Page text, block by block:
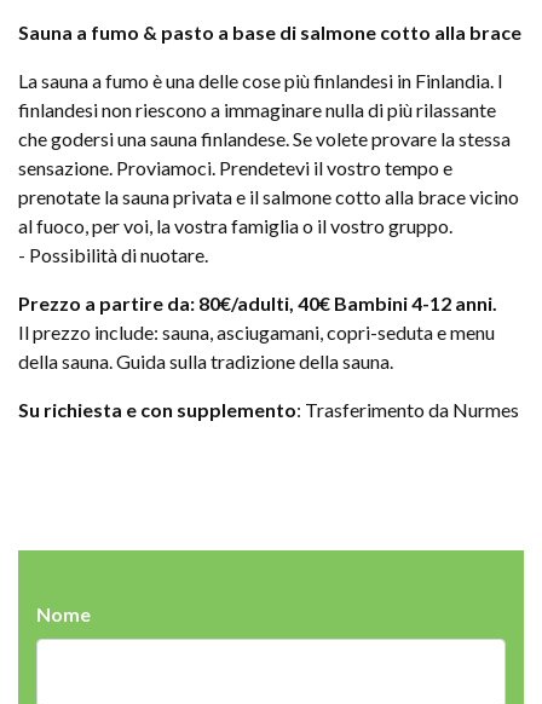
Sauna a fumo & pasto a base di salmone cotto alla brace
La sauna a fumo è una delle cose più finlandesi in Finlandia. I
finlandesi non riescono a immaginare nulla di più rilassante
che godersi una sauna finlandese. Se volete provare la stessa
sensazione. Proviamoci. Prendetevi il vostro tempo e
prenotate la sauna privata e il salmone cotto alla brace vicino
al fuoco, per voi, la vostra famiglia o il vostro gruppo.
- Possibilità di nuotare.
Prezzo a partire da: 80€/adulti, 40€ Bambini 4-12 anni.
Il prezzo include: sauna, asciugamani, copri-seduta e menu
della sauna. Guida sulla tradizione della sauna.
Su richiesta e con supplemento: Trasferimento da Nurmes
Nome